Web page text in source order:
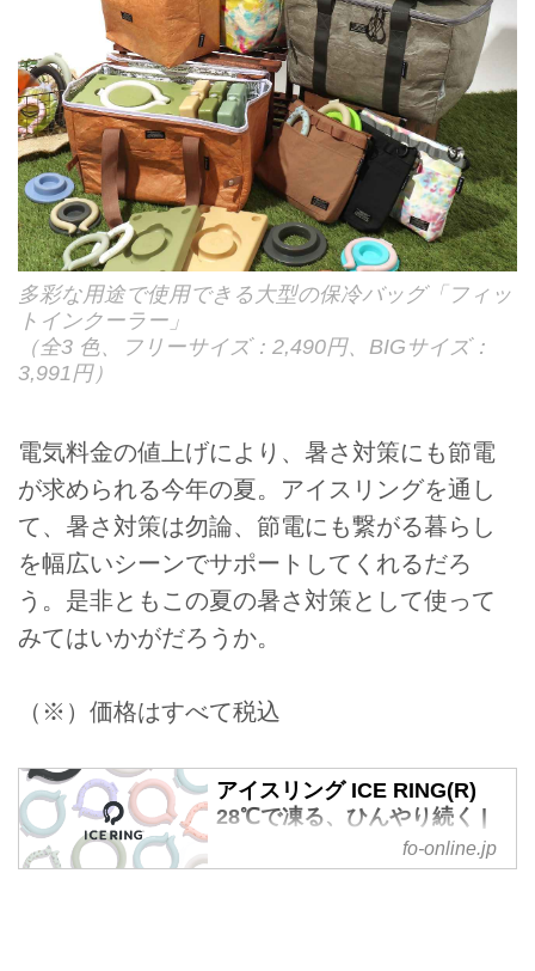
多彩な用途で使用できる大型の保冷バッグ「フィッ
トインクーラー」
（全3 色、フリーサイズ：2,490円、BIGサイズ：
3,991円）
電気料金の値上げにより、暑さ対策にも節電
が求められる今年の夏。アイスリングを通し
て、暑さ対策は勿論、節電にも繋がる暮らし
を幅広いシーンでサポートしてくれるだろ
う。是非ともこの夏の暑さ対策として使って
みてはいかがだろうか。
（※）価格はすべて税込
アイスリング ICE RING(R)
28℃で凍る、ひんやり続く |
F・O・インターナショナル公
式
fo-online.jp